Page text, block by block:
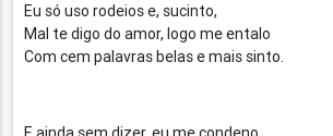
Eu só uso rodeios e, sucinto,
Mal te digo do amor, logo me entalo
Com cem palavras belas e mais sinto.